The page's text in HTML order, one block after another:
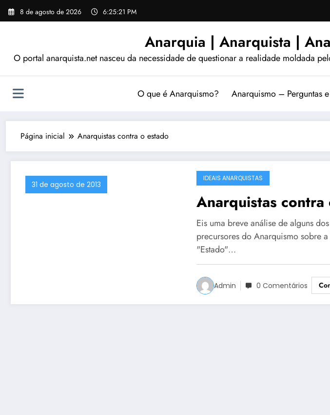
Pular
para
8 de agosto de 2026 6:25:22 PM
Anarquia | Anarquista |
O portal anarquista.net nasceu da necessidade de questionar a realidade moldada
O que é Anarquismo? Anarquismo – Perguntas
Página inicial Anarquistas contra o estado
31 de agosto de 2013
IDEAIS ANARQUISTAS
Anarquistas contra
Eis uma breve análise de alguns
precursores do Anarquismo sobre
"Estado"…
Admin 0 Comentários